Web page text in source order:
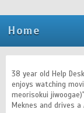
Home
38 year old Help
enjoys watching
meorisokui
Meknes and drives a